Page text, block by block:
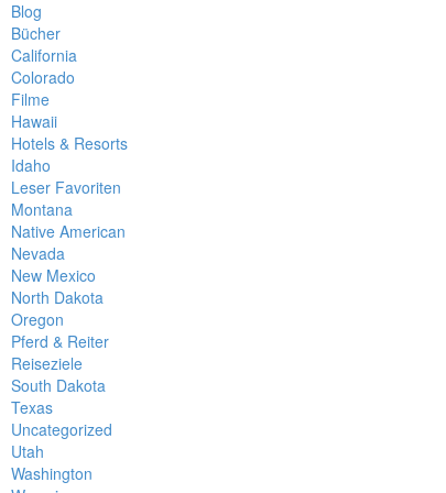
Blog
Bücher
California
Colorado
Filme
Hawaii
Hotels & Resorts
Idaho
Leser Favoriten
Montana
Native American
Nevada
New Mexico
North Dakota
Oregon
Pferd & Reiter
Reiseziele
South Dakota
Texas
Uncategorized
Utah
Washington